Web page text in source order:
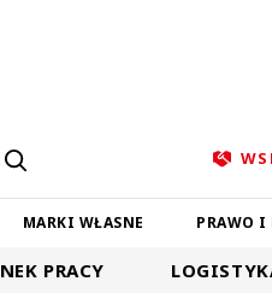
MARKI WŁASNE PRAWO
PRACY